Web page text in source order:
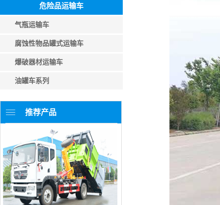
危险品运输车
气瓶运输车
腐蚀性物品罐式运输车
爆破器材运输车
油罐车系列
推荐产品